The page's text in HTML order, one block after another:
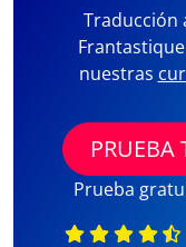
Traducción
nuestras
PRUEBA
Prueba